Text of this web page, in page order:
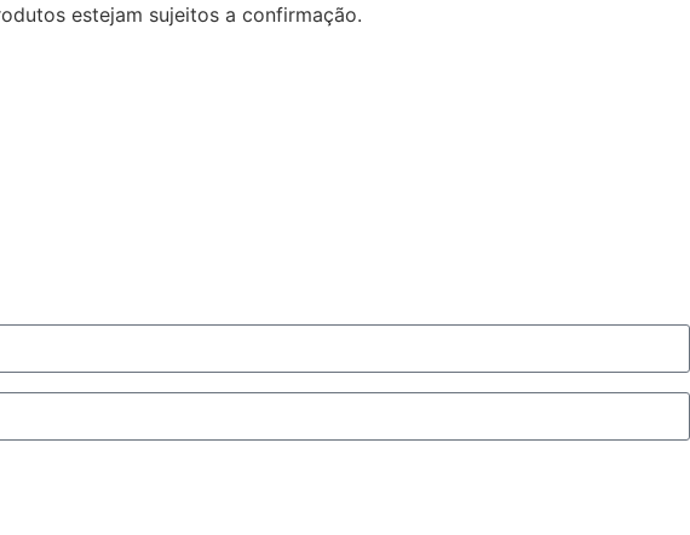
estejam sujeitos a confirmação.